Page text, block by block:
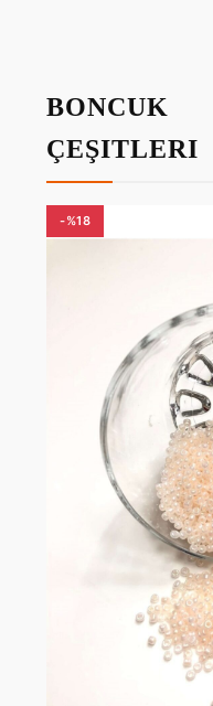
BONCUK
ÇEŞITLERI
-%18